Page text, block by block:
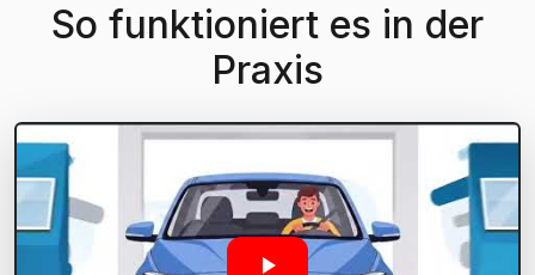
So funktioniert es in der
Praxis